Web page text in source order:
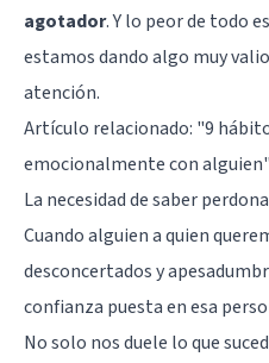
agotador. Y lo peor de todo
estamos dando algo muy
atención.
Artículo relacionado: "9
emocionalmente con alguien"
La necesidad de saber
Cuando alguien a quien
desconcertados y
confianza puesta en esa
No solo nos duele lo que